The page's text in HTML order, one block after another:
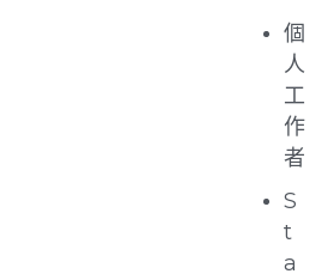
個
人
工
作
者
S
t
a